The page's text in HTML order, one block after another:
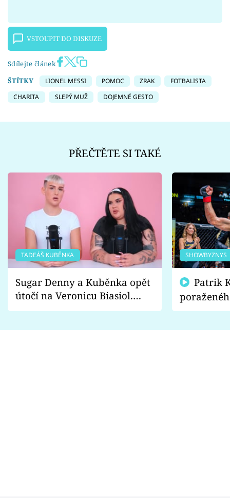
VSTOUPIT DO DISKUZE
Sdílejte článek
ŠTÍTKY
LIONEL MESSI POMOC ZRAK
FOTBALISTA
CHARITA
SLEPÝ MUŽ DOJEMNÉ GESTO
PŘEČTĚTE SI TAKÉ
TADEÁŠ KUBĚNKA
Sugar Denny a Kuběnka opět
útočí na Veronicu Biasiol.
Proč je podle nich falešná a
SHOWBYZNYS
fanoušci